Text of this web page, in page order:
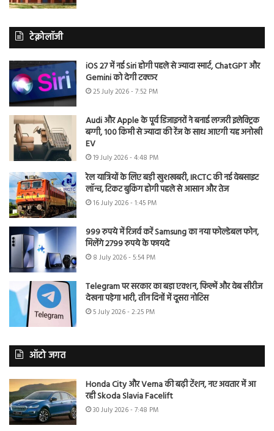
टेक्नोलॉजी
iOS 27 में नई Siri होगी पहले से ज्यादा स्मार्ट, ChatGPT और
Gemini को देगी टक्कर
25 July 2026 - 7:52 PM
Audi और Apple के पूर्व डिजाइनरों ने बनाई लग्जरी इलेक्ट्रिक
बग्गी, 100 किमी से ज्यादा की रेंज के साथ आएगी यह अनोखी
EV
19 July 2026 - 4:48 PM
रेल यात्रियों के लिए बड़ी खुशखबरी, IRCTC की नई वेबसाइट
लॉन्च, टिकट बुकिंग होगी पहले से आसान और तेज
16 July 2026 - 1:45 PM
999 रुपये में रिजर्व करें Samsung का नया फोल्डेबल फोन,
मिलेंगे 2799 रुपये के फायदे
8 July 2026 - 5:54 PM
Telegram पर सरकार का बड़ा एक्शन, फिल्में और वेब सीरीज
देखना पड़ेगा भारी, तीन दिनों में दूसरा नोटिस
5 July 2026 - 2:25 PM
ऑटो जगत
Honda City और Verna की बढ़ी टेंशन, नए अवतार में आ
रही Skoda Slavia Facelift
30 July 2026 - 7:48 PM